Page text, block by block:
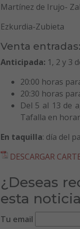
Martínez de Irujo-
Ezkurdia-Zubieta
Venta entradas:
Anticipada: 1, 2 y 3
20:00 horas
20:30 horas
Del 5 al 13 de
Tafalla en
En taquilla: día del
DESCARGAR
¿Deseas
esta
Tu email